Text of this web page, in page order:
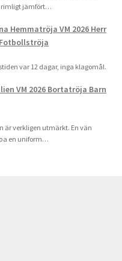
rimligt jämfört…
Hemmatröja VM 2026 Herr
var 12 dagar, inga klagomål.
VM 2026 Bortatröja Barn
är verkligen utmärkt. En vän
en uniform…